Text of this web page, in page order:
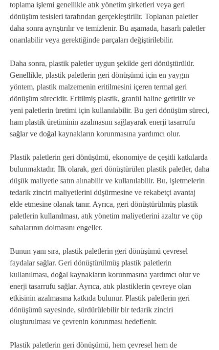
toplama işlemi genellikle atık yönetim şirketleri veya geri
dönüşüm tesisleri tarafından gerçekleştirilir. Toplanan paletler
daha sonra ayrıştırılır ve temizlenir. Bu aşamada, hasarlı paletler
onarılabilir veya gerektiğinde parçaları değiştirilebilir.
Daha sonra, plastik paletler uygun şekilde geri dönüştürülür.
Genellikle, plastik paletlerin geri dönüşümü için en yaygın
yöntem, plastik malzemenin eritilmesini içeren termal geri
dönüşüm sürecidir. Eritilmiş plastik, granül haline getirilir ve
yeni paletlerin üretimi için kullanılabilir. Bu geri dönüşüm süreci,
ham plastik üretiminin azalmasını sağlayarak enerji tasarrufu
sağlar ve doğal kaynakların korunmasına yardımcı olur.
Plastik paletlerin geri dönüşümü, ekonomiye de çeşitli katkılarda
bulunmaktadır. İlk olarak, geri dönüştürülen plastik paletler, daha
düşük maliyetle satın alınabilir ve kullanılabilir. Bu, işletmelerin
tedarik zinciri maliyetlerini düşürmesine ve rekabetçi avantaj
elde etmesine olanak tanır. Ayrıca, geri dönüştürülmüş plastik
paletlerin kullanılması, atık yönetim maliyetlerini azaltır ve çöp
sahalarının dolmasını engeller.
Bunun yanı sıra, plastik paletlerin geri dönüşümü çevresel
faydalar sağlar. Geri dönüştürülmüş plastik paletlerin
kullanılması, doğal kaynakların korunmasına yardımcı olur ve
enerji tasarrufu sağlar. Ayrıca, atık plastiklerin çevreye olan
etkisinin azalmasına katkıda bulunur. Plastik paletlerin geri
dönüşümü sayesinde, sürdürülebilir bir tedarik zinciri
oluşturulması ve çevrenin korunması hedeflenir.
Plastik paletlerin geri dönüşümü, hem çevresel hem de